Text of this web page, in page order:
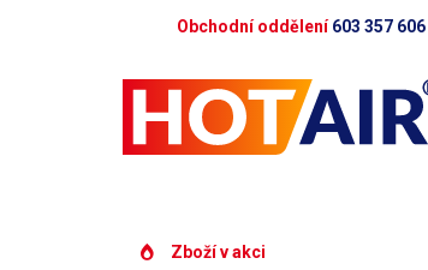
Obchodní oddělení603 357 606
Zboží v akci